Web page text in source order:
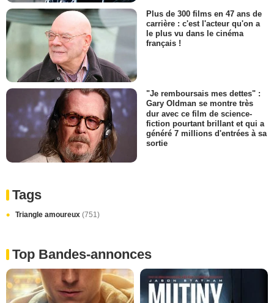
Plus de 300 films en 47 ans de
carrière : c'est l'acteur qu'on a
le plus vu dans le cinéma
français !
"Je remboursais mes dettes" :
Gary Oldman se montre très
dur avec ce film de science-
fiction pourtant brillant et qui a
généré 7 millions d'entrées à sa
sortie
Tags
Triangle amoureux (751)
Top Bandes-annonces